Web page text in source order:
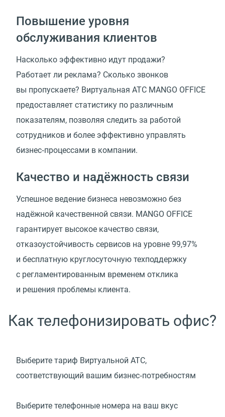
Повышение уровня
обслуживания клиентов
Насколько эффективно идут продажи?
Работает ли реклама? Сколько звонков
вы пропускаете? Виртуальная АТС MANGO OFFICE
предоставляет статистику по различным
показателям, позволяя следить за работой
сотрудников и более эффективно управлять
бизнес‑процессами в компании.
Качество и надёжность связи
Успешное ведение бизнеса невозможно без
надёжной качественной связи. MANGO OFFICE
гарантирует высокое качество связи,
отказоустойчивость сервисов на уровне 99,97%
и бесплатную круглосуточную техподдержку
с регламентированным временем отклика
и решения проблемы клиента.
Как телефонизировать офис?
Выберите тариф Виртуальной АТС,
соответствующий вашим бизнес‑потребностям
Выберите телефонные номера на ваш вкус